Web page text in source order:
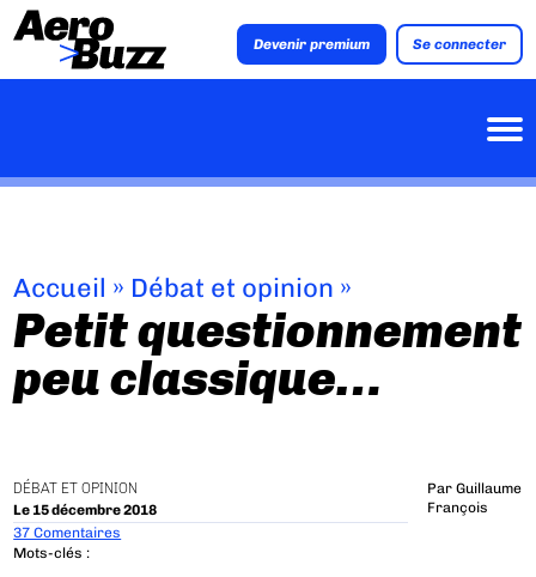
Devenir premium Se connecter
Accueil » Débat et opinion »
Petit questionnement
peu classique…
DÉBAT ET OPINION
Le 15 décembre 2018
Par Guillaume
François
37 Comentaires
Mots-clés :